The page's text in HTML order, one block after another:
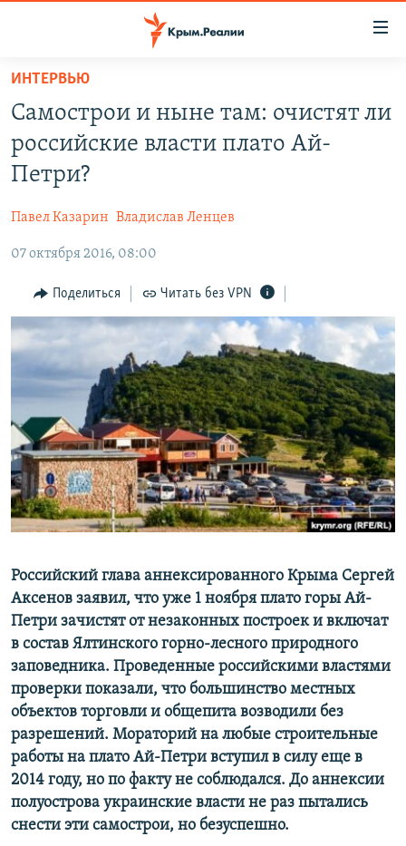
Вернуться
основному
содержанию
Вернутся
главной
Вернутся
поиску
СПЕЦПРОЕКТЫ
11 ЛЕТ ОККУПАЦИИ КРЫМА. 11 ИСТОРИЙ СОПРОТИВЛЕНИЯ
ВОДА
ЕЩЕ
ИНТЕРАКТИВ
ИНФОГРАФИКА
ТЕЛЕПРОЕКТ КРЫМ.РЕАЛИИ
СОВЕТЫ ПРАВОЗАЩИТНИКОВ
ПРОПАВШИЕ БЕЗ ВЕСТИ
ПОБЕДИТЕЛЕЙ НЕ СУДЯТ?
КРЫМ.НЕПОКОРЕННЫЙ
ELIFBE
УКРАИНСКАЯ ПРОБЛЕМА КРЫМА
РАДІО СВОБОДА
КАК ОБОЙТИ БЛОКИРОВКУ
Українською
Qırımtatar
ПРИСОЕДИНЯЙТЕСЬ!
ИНТЕРВЬЮ
Самострои и ныне там: очистят ли
российские власти плато Ай-
Петри?
Павел Казарин Владислав Ленцев
07 октября 2016, 08:00
Поделиться Читать без VPN
Российский глава аннексированного Крыма Сергей
Аксенов заявил, что уже 1 ноября плато горы Ай-
Петри зачистят от незаконных построек и включат
в состав Ялтинского горно-лесного природного
заповедника. Проведенные российскими властями
проверки показали, что большинство местных
объектов торговли и общепита возводили без
разрешений. Мораторий на любые строительные
работы на плато Ай-Петри вступил в силу еще в
2014 году, но по факту не соблюдался. До аннексии
полуострова украинские власти не раз пытались
снести эти самострои, но безуспешно.